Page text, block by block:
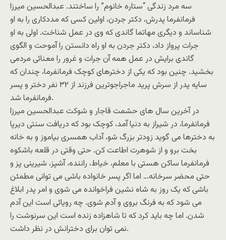
سه مرد زندگی “ستاره خانوم” را ساختند. عبدالحسین میرزا
فرمانفرما پدرش، دکتر جردن، اولین کسی که مددکاری را به او
شناساند و دیگری مهاتما گاندی که وی در عمل شناخت. اولی به او
جرات پرواز داد، دکتر جردن به او راه دانستن را آموحت و الگوی
گاندی برایش در عمل همه آن جرات و غرور را معنائی مردمی
بخشید. چنین بود که یکی از دخترهای کوچک فرمانفرما، چندان که
سایه پدر از سرش پرید ماجراجوترین فرزند از ۳۲ نفر دختر و پسر
فرمانفرما شد.
در آخرین سال های حشمت قاجار و شوکت عبدالحسین میرزا
فرمانفرما، در شیراز به دنیا آمد، کوچک بود که دریافت سنتی دیرپا
به دخترها می گوید زودتر بزرگ شو، آداب همسری بیاموز و به خانه
بخت برو و از شوهرت اطاعت کن. حتی وقتی در قلعه باشکوه
فرمانفرما ساکن هستی با معلم، خیاط، راننده، آشپز، شیرینی پز و
حتی محضر سرخانه… اما اگر پسر خانواده باشی می توانی مطمئن
باشی که یک روز به شاه نشین فراخوانده می شوی و امر پدر ابلاغ
می شود که به فرنگ بروی و آدم شوی. چه رویائی است این آدم
شدن. اما چه باید کرد که تا شاهزاده زنده است این سرنوشت را
نمی توان برای دخترانش در نظر داشت.